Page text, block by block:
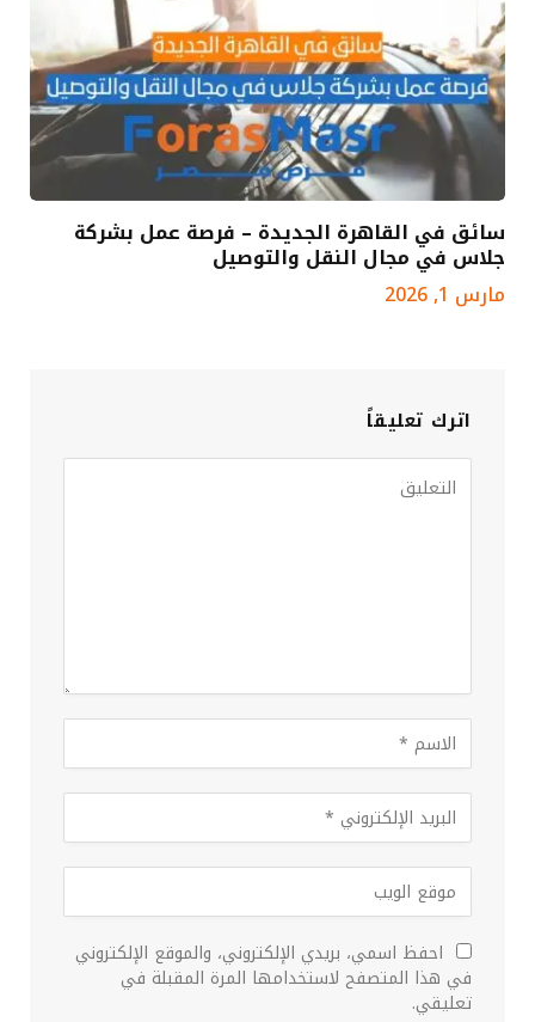
سائق في القاهرة الجديدة – فرصة عمل بشركة
جلاس في مجال النقل والتوصيل
مارس 1, 2026
اترك تعليقاً
احفظ اسمي، بريدي الإلكتروني، والموقع الإلكتروني
في هذا المتصفح لاستخدامها المرة المقبلة في
تعليقي.